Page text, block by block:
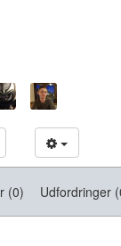
(0) Udfordringer